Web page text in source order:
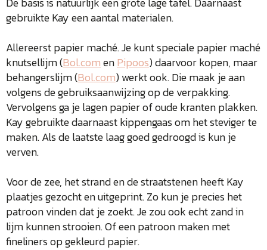
gebruikte Kay een aantal materialen.
Allereerst papier maché. Je kunt speciale papier maché
knutsellijm (Bol.comenPipoos) daarvoor kopen, maar
behangerslijm (Bol.com) werkt ook. Die maak je aan
volgens de gebruiksaanwijzing op de verpakking.
Vervolgens ga je lagen papier of oude kranten plakken.
Kay gebruikte daarnaast kippengaas om het steviger te
maken. Als de laatste laag goed gedroogd is kun je
verven.
Voor de zee, het strand en de straatstenen heeft Kay
plaatjes gezocht en uitgeprint. Zo kun je precies het
patroon vinden dat je zoekt. Je zou ook echt zand in
lijm kunnen strooien. Of een patroon maken met
fineliners op gekleurd papier.